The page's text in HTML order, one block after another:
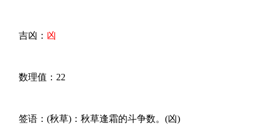
吉凶： 凶
数理值：22
签语：(秋草)：秋草逢霜的斗争数。(凶)